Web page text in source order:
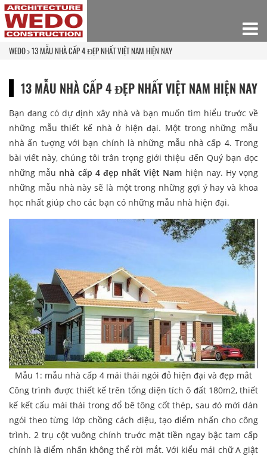
WEDO 13 MẪU NHÀ CẤP 4 ĐẸP NHẤT VIỆT NAM HIỆN NAY
13 MẪU NHÀ CẤP 4 ĐẸP NHẤT VIỆT NAM HIỆN NAY
Bạn đang có dự định xây nhà và bạn muốn tìm hiểu trước về
những mẫu thiết kế nhà ở hiện đại. Một trong những mẫu
nhà ấn tượng với bạn chính là những mẫu nhà cấp 4. Trong
bài viết này, chúng tôi trân trọng giới thiệu đến Quý bạn đọc
những mẫu nhà cấp 4 đẹp nhất Việt Nam hiện nay. Hy vọng
những mẫu nhà này sẽ là một trong những gợi ý hay và khoa
học nhất giúp cho các bạn có những mẫu nhà hiện đại.
Mẫu 1: mẫu nhà cấp 4 mái thái ngói đỏ hiện đại và đẹp mắt
Công trình được thiết kế trên tổng diện tích ô đất 180m2, thiết
kế kết cấu mái thái trong đổ bê tông cốt thép, sau đó mới dán
ngói theo từng lớp chồng cách điệu, tạo điểm nhấn cho công
trình. 2 trụ cột vuông chính trước mặt tiền ngay bậc tam cấp
chính là điểm nhấn không thể rời mắt. Với kiểu mái chữ A giật